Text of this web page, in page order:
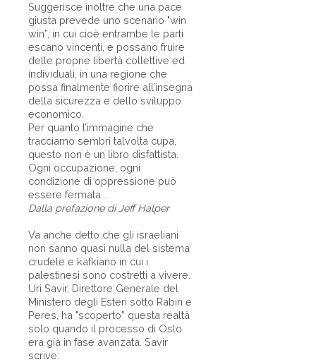
Suggerisce inoltre che una pace
giusta prevede uno scenario "win
win”, in cui cioè entrambe le parti
escano vincenti, e possano fruire
delle proprie libertà collettive ed
individuali, in una regione che
possa finalmente fiorire all’insegna
della sicurezza e dello sviluppo
economico.
Per quanto l’immagine che
tracciamo sembri talvolta cupa,
questo non è un libro disfattista.
Ogni occupazione, ogni
condizione di oppressione può
essere fermata...
Dalla prefazione di Jeff Halper
Va anche detto che gli israeliani
non sanno quasi nulla del sistema
crudele e kafkiano in cui i
palestinesi sono costretti a vivere.
Uri Savir, Direttore Generale del
Ministero degli Esteri sotto Rabin e
Peres, ha "scoperto” questa realtà
solo quando il processo di Oslo
era già in fase avanzata. Savir
scrive: